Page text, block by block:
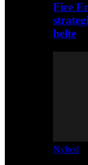
Fire
helte
Nyhed